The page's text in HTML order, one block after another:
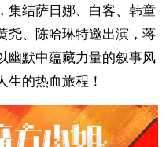
集结萨日娜、白客、韩童
尧、陈哈琳特邀出演，蒋
幽默中蕴藏力量的叙事风
生的热血旅程！